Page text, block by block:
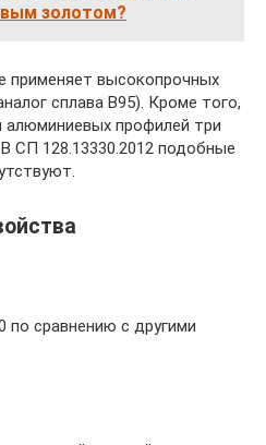
золотом?
применяет высокопрочных
сплава В95). Кроме того,
профилей три
СП 128.13330.2012 подобные
по сравнению с другими